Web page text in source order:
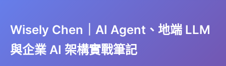
Wisely Chen｜AI Agent、地端 LLM
與企業 AI 架構實戰筆記